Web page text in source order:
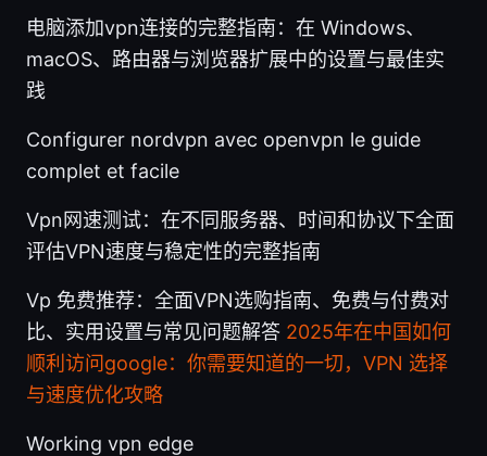
电脑添加vpn连接的完整指南：在 Windows、
macOS、路由器与浏览器扩展中的设置与最佳实
践
Configurer nordvpn avec openvpn le guide
complet et facile
Vpn网速测试：在不同服务器、时间和协议下全面
评估VPN速度与稳定性的完整指南
Vp 免费推荐：全面VPN选购指南、免费与付费对
比、实用设置与常见问题解答 2025年在中国如何
顺利访问google：你需要知道的一切，VPN 选择
与速度优化攻略
Working vpn edge